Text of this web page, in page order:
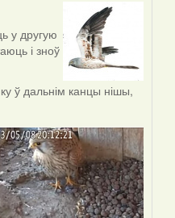
у другую
і зноў
ў дальнім канцы нішы,